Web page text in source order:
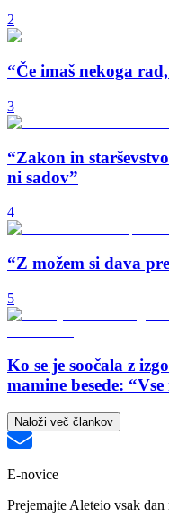
2
“Če imaš nekoga
3
“Zakon in
ni sadov”
4
“Z možem si dava
5
Ko se je soočala z
mamine besede: “Vse
Naloži več člankov
E-novice
Prejemajte Aleteio vsak dan